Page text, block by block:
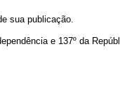
sua publicação.
e 137º da